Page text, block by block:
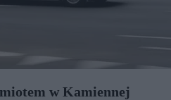
w Kamiennej